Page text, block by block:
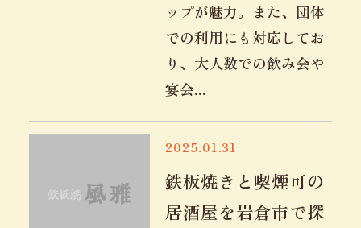
ップが魅力。また、団体
での利用にも対応してお
り、大人数での飲み会や
宴会...
2025.01.31
鉄板焼きと喫煙可の
居酒屋を岩倉市で探